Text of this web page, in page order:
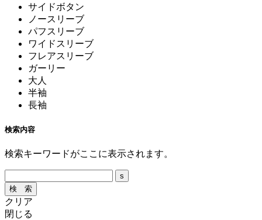
サイドボタン
ノースリーブ
パフスリーブ
ワイドスリーブ
フレアスリーブ
ガーリー
大人
半袖
長袖
検索内容
検索キーワードがここに表示されます。
クリア
閉じる